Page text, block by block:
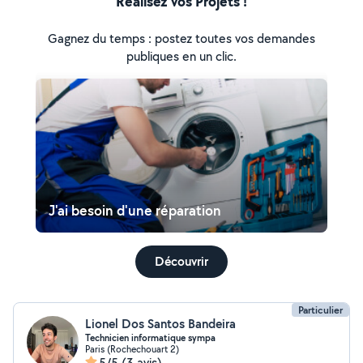
Gagnez du temps : postez toutes vos demandes
publiques en un clic.
J'ai besoin d'une réparation
Découvrir
Particulier
Lionel Dos Santos Bandeira
Technicien informatique sympa
Paris (Rochechouart 2)